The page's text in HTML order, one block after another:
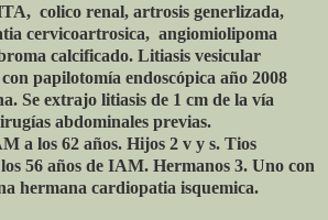
colico renal, artrosis generlizada,
cervicoartrosica, angiomiolipoma
calcificado. Litiasis vesicular
papilotomía endoscópica año 2008
Se extrajo litiasis de 1 cm de la vía
abdominales previas.
a los 62 años. Hijos 2 v y s. Tios
56 años de IAM. Hermanos 3. Uno con
hermana cardiopatia isquemica.